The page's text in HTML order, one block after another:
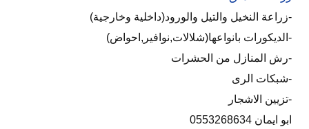
-زراعة النخيل والتيل والورود(داخلية وخارجية)
-الديكورات بانواعها(شلالات,نوافير,احواض)
-رش المنازل من الحشرات
-شبكات الرى
-تزيين الاشجار
ابو ايمان 0553268634